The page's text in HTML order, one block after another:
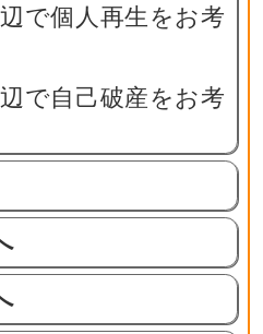
で個人再生をお考
で自己破産をお考